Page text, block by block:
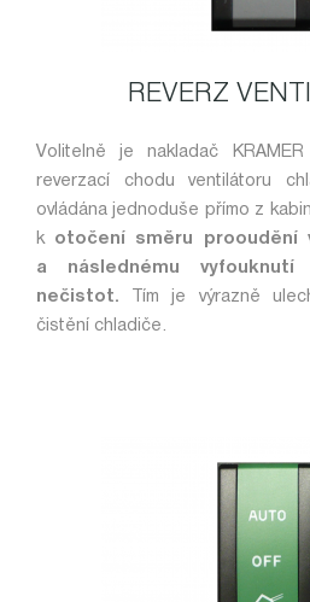
REVERZ
Volitelně je nakladač
reverzací chodu ventilátoru
ovládána jednoduše přímo z
k otočení směru prooudění
a následnému
nečistot. Tím je výrazně
čistění chladiče.